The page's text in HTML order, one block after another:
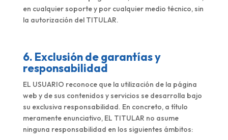
en cualquier soporte y por cualquier medio técnico, sin
la autorización del TITULAR.
6. Exclusión de garantías y
responsabilidad
EL USUARIO reconoce que la utilización de la página
web y de sus contenidos y servicios se desarrolla bajo
su exclusiva responsabilidad. En concreto, a título
meramente enunciativo, EL TITULAR no asume
ninguna responsabilidad en los siguientes ámbitos: